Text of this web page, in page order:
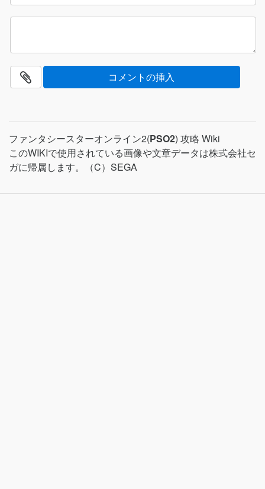
ファンタシースターオンライン2(PSO2) 攻略 Wiki
このWIKIで使用されている画像や文章データは株式会社セ
ガに帰属します。（C）SEGA